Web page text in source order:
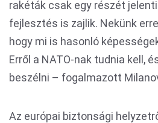
rakéták csak egy részét
fejlesztés is zajlik. Nekünk
hogy mi is hasonló
Erről a NATO-nak tudnia kell,
beszélni – fogalmazott
Az európai biztonsági